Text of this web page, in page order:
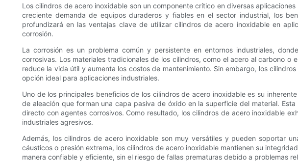
Los cilindros de acero inoxidable son un componente crítico en diversas
creciente demanda de equipos duraderos y fiables en el sector industrial, los
profundizará en las ventajas clave de utilizar cilindros de acero inoxidable en
corrosión.
La corrosión es un problema común y persistente en entornos industriales,
corrosivas. Los materiales tradicionales de los cilindros, como el acero al carbono
reduce la vida útil y aumenta los costos de mantenimiento. Sin embargo, los
opción ideal para aplicaciones industriales.
Uno de los principales beneficios de los cilindros de acero inoxidable es su
de aleación que forman una capa pasiva de óxido en la superficie del material.
directo con agentes corrosivos. Como resultado, los cilindros de acero inoxidable
industriales agresivos.
Además, los cilindros de acero inoxidable son muy versátiles y pueden soportar
cáusticos o presión extrema, los cilindros de acero inoxidable mantienen su
manera confiable y eficiente, sin el riesgo de fallas prematuras debido a problemas